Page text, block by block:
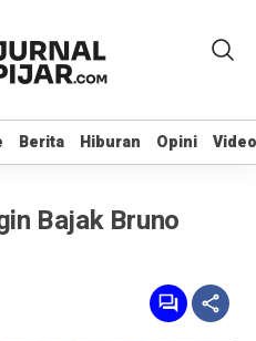
Berita Hiburan Opini Video
Berita Hiburan Opini Video
Bajak Bruno